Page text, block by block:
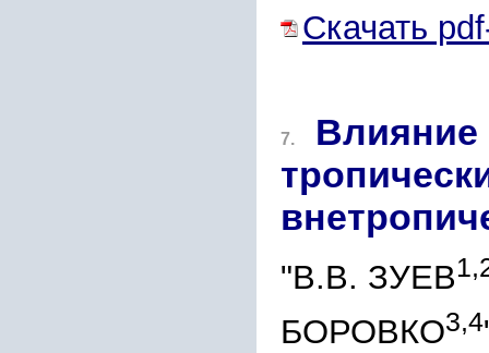
Скачать
7.
Влияние
"В.В. ЗУЕВ
БОРОВКО3,4